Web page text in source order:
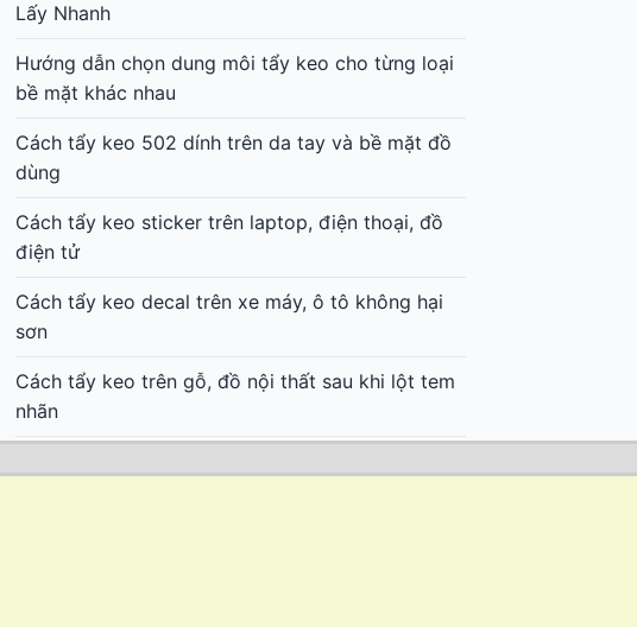
Lấy Nhanh
Hướng dẫn chọn dung môi tẩy keo cho từng loại
bề mặt khác nhau
Cách tẩy keo 502 dính trên da tay và bề mặt đồ
dùng
Cách tẩy keo sticker trên laptop, điện thoại, đồ
điện tử
Cách tẩy keo decal trên xe máy, ô tô không hại
sơn
Cách tẩy keo trên gỗ, đồ nội thất sau khi lột tem
nhãn